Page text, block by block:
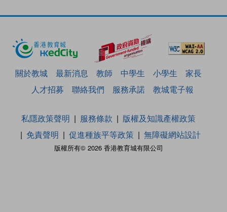
關於教城 最新消息 教師 中學生 小學生
家長
人才招募
聯絡我們 服務承諾 教城電子報
版權所有© 2026 香港教育城有限公司
私隱政策聲明 服務條款
版權及知識產權政策
免責聲明
促進種族平等政策 無障礙網站設計